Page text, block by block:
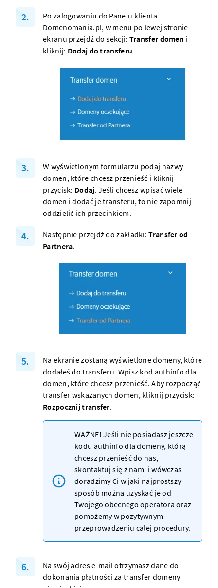
Po zalogowaniu do Panelu klienta
Domenomania.pl, w menu po lewej stronie
ekranu przejdź do sekcji: Transfer domen i
kliknij: Dodaj do transferu.
W wyświetlonym formularzu podaj nazwy
domen, które chcesz przenieść i kliknij
przycisk: Dodaj. Jeśli chcesz wpisać wiele
domen i dodać je transferu, to nie zapomnij
oddzielić ich przecinkiem.
Następnie przejdź do zakładki: Transfer od
Partnera.
Na ekranie zostaną wyświetlonedomeny, które
dodałeś do transferu. Wpisz kod authinfo dla
domen, które chcesz przenieść. Aby rozpocząć
transfer wskazanych domen, kliknij przycisk:
Rozpocznij transfer.
WAŻNE! Jeśli nie posiadasz jeszcze
kodu authinfo dla domeny, którą
chcesz przenieść do nas,
skontaktuj się z nami i wówczas
doradzimy Ci w jaki najprostszy
sposób można uzyskać je od
Twojego obecnego operatora oraz
pomożemy w pozytywnym
przeprowadzeniu całej procedury.
Na swój adres e-mail otrzymasz dane do
dokonania płatności za transfer domeny